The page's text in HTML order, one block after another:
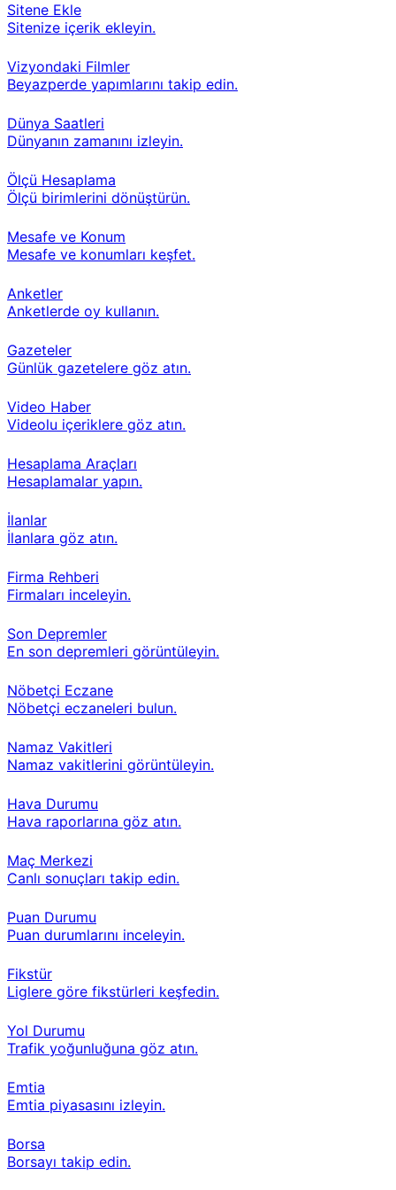
Sitene Ekle
Sitenize içerik ekleyin.
Vizyondaki Filmler
Beyazperde yapımlarını takip edin.
Dünya Saatleri
Dünyanın zamanını izleyin.
Ölçü Hesaplama
Ölçü birimlerini dönüştürün.
Mesafe ve Konum
Mesafe ve konumları keşfet.
Anketler
Anketlerde oy kullanın.
Gazeteler
Günlük gazetelere göz atın.
Video Haber
Videolu içeriklere göz atın.
Hesaplama Araçları
Hesaplamalar yapın.
İlanlar
İlanlara göz atın.
Firma Rehberi
Firmaları inceleyin.
Son Depremler
En son depremleri görüntüleyin.
Nöbetçi Eczane
Nöbetçi eczaneleri bulun.
Namaz Vakitleri
Namaz vakitlerini görüntüleyin.
Hava Durumu
Hava raporlarına göz atın.
Maç Merkezi
Canlı sonuçları takip edin.
Puan Durumu
Puan durumlarını inceleyin.
Fikstür
Liglere göre fikstürleri keşfedin.
Yol Durumu
Trafik yoğunluğuna göz atın.
Emtia
Emtia piyasasını izleyin.
Borsa
Borsayı takip edin.